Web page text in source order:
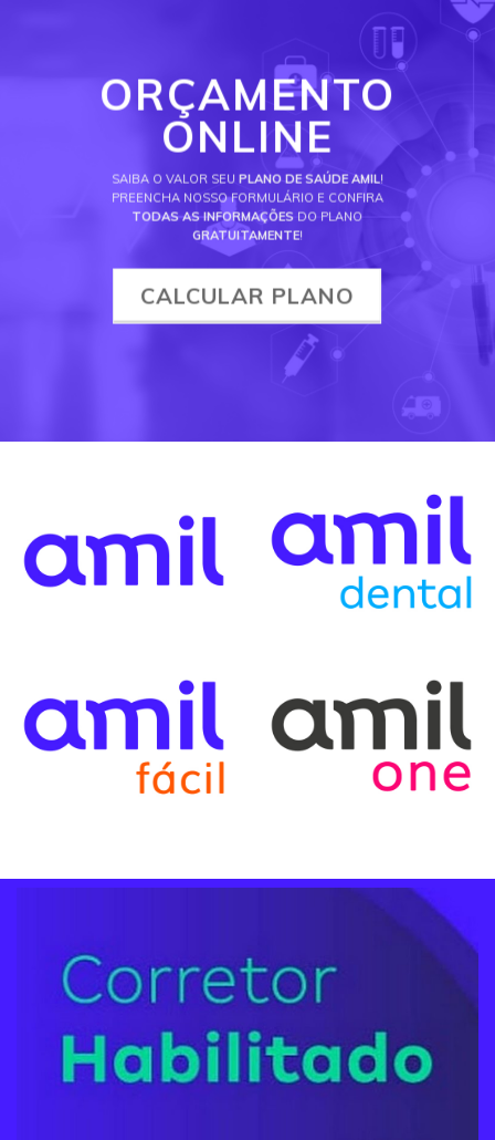
ORÇAMENTO
ONLINE
SAIBA O VALOR SEU PLANO DE SAÚDE AMIL!
PREENCHA NOSSO FORMULÁRIO E CONFIRA
TODAS AS INFORMAÇÕES DO PLANO
GRATUITAMENTE!
CALCULAR PLANO